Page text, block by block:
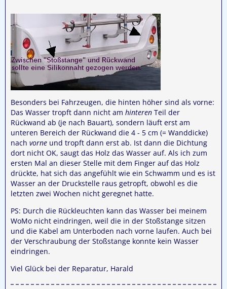
Besonders bei Fahrzeugen, die hinten höher sind als vorne:
Das Wasser tropft dann nicht am hinteren Teil der
Rückwand ab (je nach Bauart), sondern läuft erst am
unteren Bereich der Rückwand die 4 - 5 cm (= Wanddicke)
nach vorne und tropft dann erst ab. Ist dann die Dichtung
dort nicht OK, saugt das Holz das Wasser auf. Als ich zum
ersten Mal an dieser Stelle mit dem Finger auf das Holz
drückte, hat sich das angefühlt wie ein Schwamm und es ist
Wasser an der Druckstelle raus getropft, obwohl es die
letzten zwei Wochen nicht geregnet hatte.
PS: Durch die Rückleuchten kann das Wasser bei meinem
WoMo nicht eindringen, weil die in der Stoßstange sitzen
und die Kabel am Unterboden nach vorne laufen. Auch bei
der Verschraubung der Stoßstange konnte kein Wasser
eindringen.
Viel Glück bei der Reparatur, Harald